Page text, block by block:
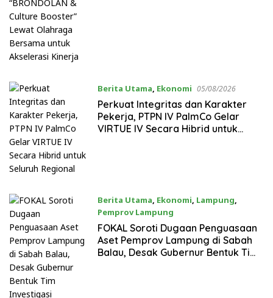
Berita Utama, Ekonomi 05/08/2026
Perkuat Integritas dan Karakter
Pekerja, PTPN IV PalmCo Gelar
VIRTUE IV Secara Hibrid untuk
Berita Utama, Ekonomi, Lampung,
Pemprov Lampung
05/08/2026
FOKAL Soroti Dugaan Penguasaan
Aset Pemprov Lampung di Sabah
Balau, Desak Gubernur Bentuk Tim